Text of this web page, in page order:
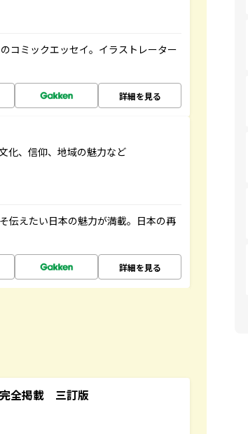
コミックエッセイ。イラストレーター
詳細を見る
化、信仰、地域の魅力など
伝えたい日本の魅力が満載。日本の再
詳細を見る
全掲載 三訂版